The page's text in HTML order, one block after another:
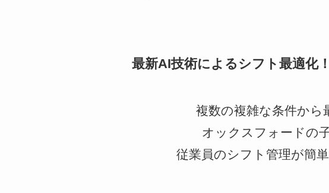
最新AI技術によるシフト最適化！
複数の複雑な条件から
オックスフォードの
従業員のシフト管理が簡